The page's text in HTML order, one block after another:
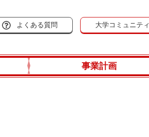
よくある質問 大学コミュニティ
事業計画